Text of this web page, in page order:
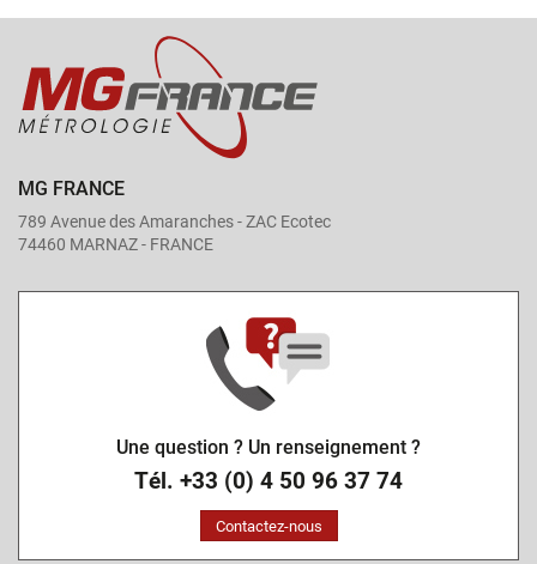
MG FRANCE
789 Avenue des Amaranches - ZAC Ecotec
74460 MARNAZ - FRANCE
Une question ? Un renseignement ?
Tél. +33 (0) 4 50 96 37 74
Contactez-nous